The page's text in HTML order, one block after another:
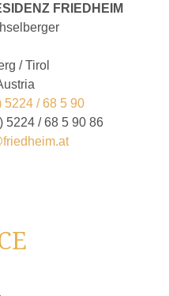
FRIEDHEIM
/ Tirol
5224 / 68 5 90
5224 / 68 5 90 86